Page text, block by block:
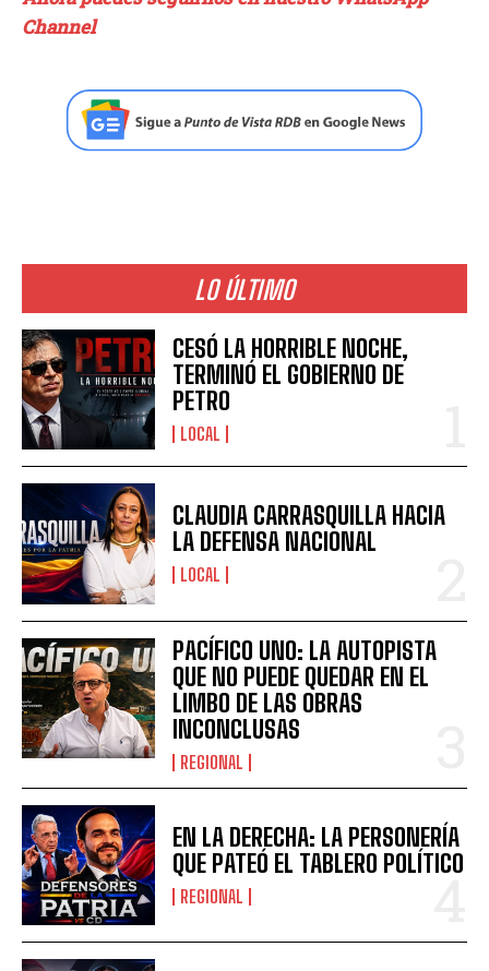
Channel
LO ÚLTIMO
CESÓ LA HORRIBLE NOCHE,
TERMINÓ EL GOBIERNO DE
PETRO
LOCAL
CLAUDIA CARRASQUILLA HACIA
LA DEFENSA NACIONAL
LOCAL
PACÍFICO UNO: LA AUTOPISTA
QUE NO PUEDE QUEDAR EN EL
LIMBO DE LAS OBRAS
INCONCLUSAS
REGIONAL
EN LA DERECHA: LA PERSONERÍA
QUE PATEÓ EL TABLERO POLÍTICO
REGIONAL